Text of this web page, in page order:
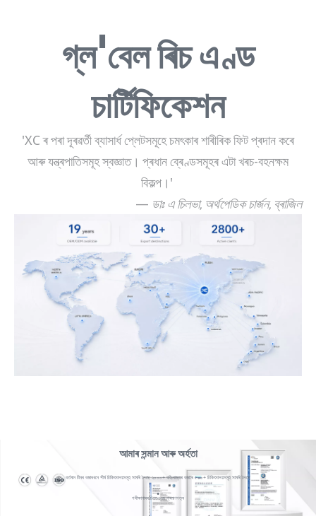
গ্ল'বেল ৰিচ এণ্ড
চাৰ্টিফিকেশন
'XC ৰ পৰা দূৰৱৰ্তী ব্যাসাৰ্ধ প্লেটসমূহে চমৎকাৰ শাৰীৰিক ফিট প্ৰদান কৰে
আৰু যন্ত্ৰপাতিসমূহ স্বজ্ঞাত। প্ৰধান ব্ৰেণ্ডসমূহৰ এটা খৰচ-বহনক্ষম
বিকল্প।'
— ডাঃ এ চিলভা, অৰ্থপেডিক চাৰ্জন, ব্ৰাজিল
আমাৰ সন্মান আৰু অৰ্হতা
বৰ্তমান চীনৰ বজাৰখনে শীৰ্ষ চিকিৎসালয়সমূহ সামৰি লৈছে ২০০০+ বহিঃৰাজ্যৰ বজাৰে ৫০০+ চিকিৎসালয়সমূহ সামৰি লৈছে
●
পৰীক্ষাগাৰৰ চিএনএএছ প্ৰমাণপত্ৰ